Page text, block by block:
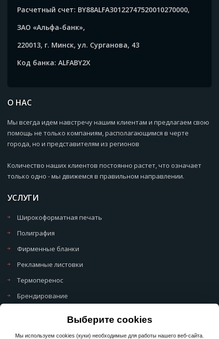
Выберите cookies
Мы используем cookies (куки) необходимые для работы нашего веб-сайта.
Расчетный счет: BY88ALFA30122747520010270000,
ЗАО «Альфа-банк»,
220013, г. Минск, ул. Сурганова, 43
Код банка: ALFABY2X
О НАС
Мы всегда идем навстречу нашим клиентам и предлагаем свою
помощь не только компаниям, располагающимся в черте
города, но и представителям из регионов
Количество наших клиентов постоянно растет, что означает
только одно - мы движемся в правильном направлении.
УСЛУГИ
Широкоформатная печать
Полиграфия
Фирменные бланки
Рекламные листовки
Термоперенос
Брендирование
Политика обработки персональных данных